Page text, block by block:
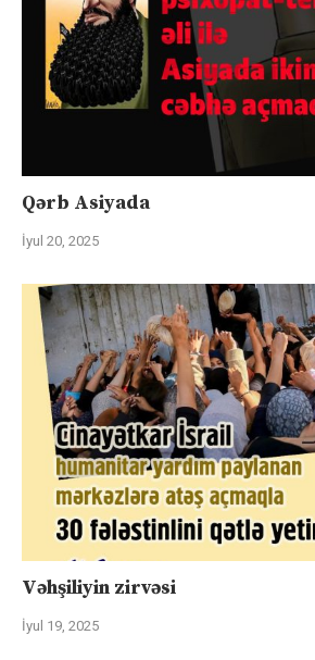
Qərb Asiyada
İyul 20, 2025
Vəhşiliyin zirvəsi
İyul 19, 2025